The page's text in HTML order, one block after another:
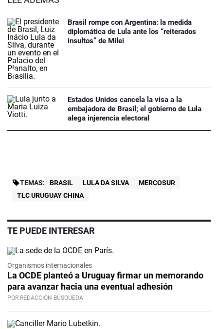
Brasil rompe con Argentina: la medida
diplomática de Lula ante los “reiterados
insultos” de Milei
Estados Unidos cancela la visa a la
embajadora de Brasil; el gobierno de Lula
alega injerencia electoral
TEMAS: BRASIL LULA DA SILVA
MERCOSUR
TLC URUGUAY CHINA
TE PUEDE INTERESAR
Organismos internacionales
La OCDE planteó a Uruguay firmar un memorando
para avanzar hacia una eventual adhesión
POR REDACCIÓN BÚSQUEDA